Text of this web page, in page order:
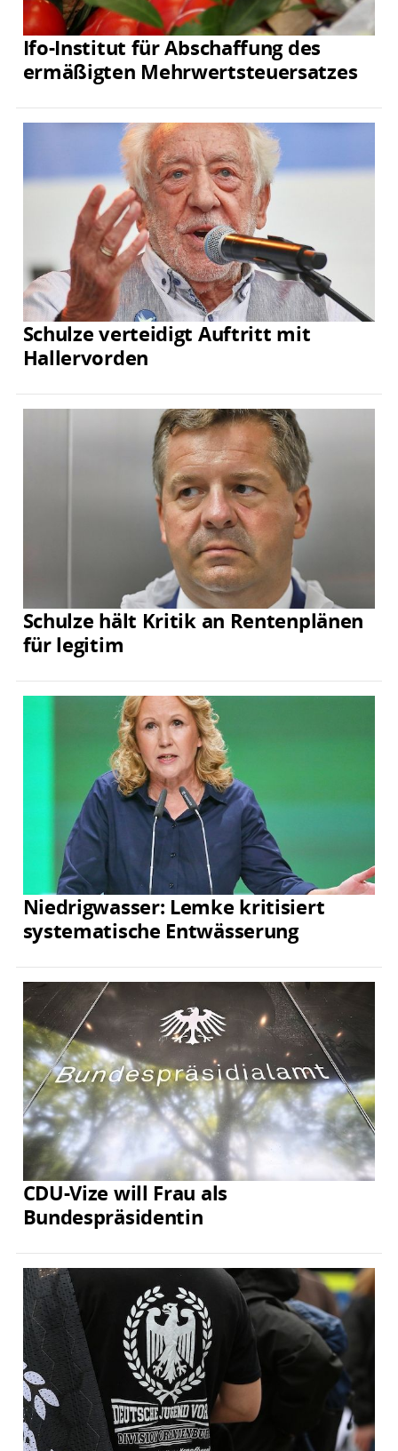
Ifo-Institut für Abschaffung des
ermäßigten Mehrwertsteuersatzes
Schulze verteidigt Auftritt mit
Hallervorden
Schulze hält Kritik an Rentenplänen
für legitim
Niedrigwasser: Lemke kritisiert
systematische Entwässerung
CDU-Vize will Frau als
Bundespräsidentin